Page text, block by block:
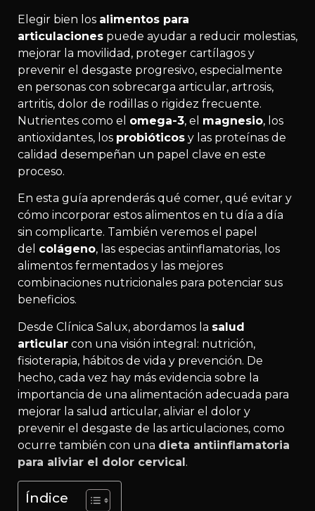
Elegir bien los alimentos para
articulaciones puede ayudar a reducir molestias,
mejorar la movilidad, proteger cartílagos y
prevenir el desgaste progresivo, especialmente
en personas con sobrecarga articular, artrosis,
artritis, dolor de rodillas o rigidez frecuente.
Nutrientes como el omega-3, el magnesio, los
antioxidantes, los probióticos y las proteínas de
calidad desempeñan un papel clave en este
proceso.
En esta guía aprenderás qué comer, qué evitar y
cómo incorporar estos alimentos en tu día a día
sin complicarte. También veremos el papel
del colágeno, las especias antiinflamatorias, los
alimentos fermentados y las mejores
combinaciones nutricionales para potenciar sus
beneficios.
Desde Clínica Salux, abordamos la salud
articular con una visión integral: nutrición,
fisioterapia, hábitos de vida y prevención. De
hecho, cada vez hay más evidencia sobre la
importancia de una alimentación adecuada para
mejorar la salud articular, aliviar el dolor y
prevenir el desgaste de las articulaciones, como
ocurre también con una dieta antiinflamatoria
para aliviar el dolor cervical.
Índice